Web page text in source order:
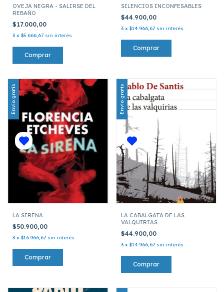
OVEJA NEGRA - SALIRSE DEL
REBAÑO
$17.000,00
3 x $5.666,67 sin interés
SILENCIOS INCONFESABLES
$44.900,00
3 x $14.966,67 sin interés
Envío gratis
LA SIRENA
$50.900,00
3 x $16.966,67 sin interés
Envío gratis
LA CABALGATA DE LAS
VALQUIRIAS
$44.900,00
3 x $14.966,67 sin interés